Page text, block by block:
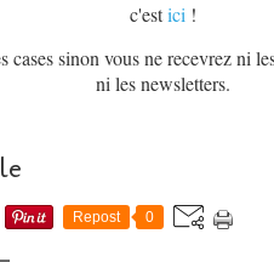
c'estici !
cases sinon vous ne recevrez ni
ni les newsletters.
Repost 0